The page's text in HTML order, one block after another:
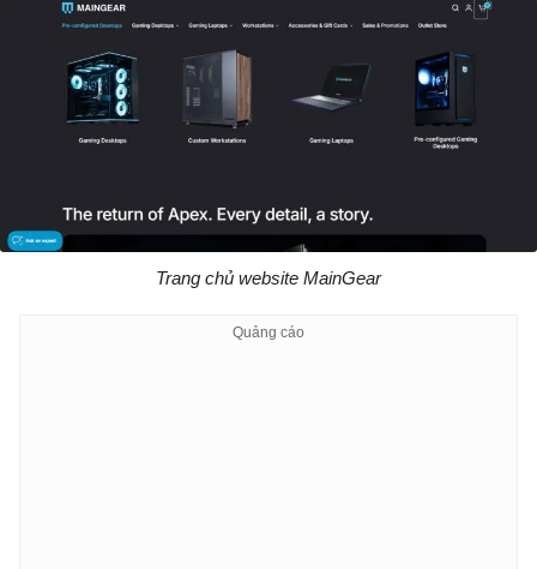
Trang chủ website MainGear